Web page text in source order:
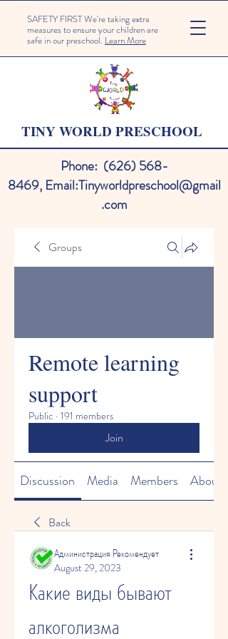
SAFETY FIRST We're taking extra
measures to ensure your children are
safe in our preschool. Learn More
TINY WORLD PRESCHOOL
Phone: (626) 568-
8469, Email:Tinyworldpreschool@gmail
.com
Groups
Remote learning
support
Public · 191 members
Join
Discussion Media Members About
Back
Администрация Рекомендует
August 29, 2023
Какие виды бывают
алкоголизма